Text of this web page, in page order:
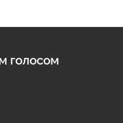
голосом